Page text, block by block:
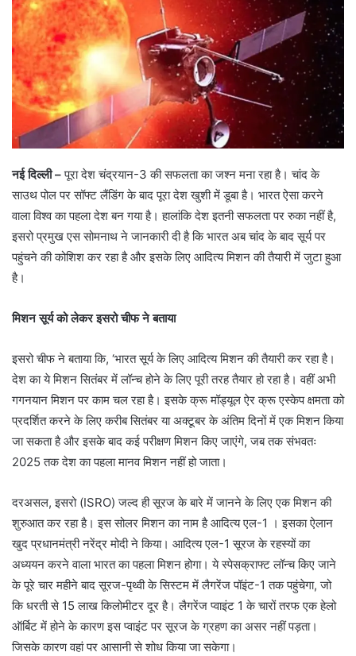
नई दिल्ली –पूरा देश चंद्रयान-3 की सफलता का जश्न मना रहा है। चांद के
साउथ पोल पर सॉफ्ट लैंडिंग के बाद पूरा देश खुशी में डूबा है। भारत ऐसा करने
वाला विश्व का पहला देश बन गया है। हालांकि देश इतनी सफलता पर रुका नहीं है,
इसरो प्रमुख एस सोमनाथ ने जानकारी दी है कि भारत अब चांद के बाद सूर्य पर
पहुंचने की कोशिश कर रहा है और इसके लिए आदित्य मिशन की तैयारी में जुटा हुआ
है।
मिशन सूर्य को लेकर इसरो चीफ ने बताया
इसरो चीफ ने बताया कि, ‘भारत सूर्य के लिए आदित्य मिशन की तैयारी कर रहा है।
देश का ये मिशन सितंबर में लॉन्च होने के लिए पूरी तरह तैयार हो रहा है। वहीं अभी
गगनयान मिशन पर काम चल रहा है। इसके क्रू मॉड्यूल ऐर क्रू एस्केप क्षमता को
प्रदर्शित करने के लिए करीब सितंबर या अक्टूबर के अंतिम दिनों में एक मिशन किया
जा सकता है और इसके बाद कई परीक्षण मिशन किए जाएंगे, जब तक संभवतः
2025 तक देश का पहला मानव मिशन नहीं हो जाता।
दरअसल, इसरो (ISRO) जल्द ही सूरज के बारे में जानने के लिए एक मिशन की
शुरुआत कर रहा है। इस सोलर मिशन का नाम है आदित्य एल-1 । इसका ऐलान
खुद प्रधानमंत्री नरेंद्र मोदी ने किया। आदित्य एल-1 सूरज के रहस्यों का
अध्ययन करने वाला भारत का पहला मिशन होगा। ये स्पेसक्राफ्ट लॉन्च किए जाने
के पूरे चार महीने बाद सूरज-पृथ्वी के सिस्टम में लैगरेंज पॉइंट-1 तक पहुंचेगा, जो
कि धरती से 15 लाख किलोमीटर दूर है। लैगरेंज प्वाइंट 1 के चारों तरफ एक हेलो
ऑर्बिट में होने के कारण इस प्वाइंट पर सूरज के ग्रहण का असर नहीं पड़ता।
जिसके कारण वहां पर आसानी से शोध किया जा सकेगा।